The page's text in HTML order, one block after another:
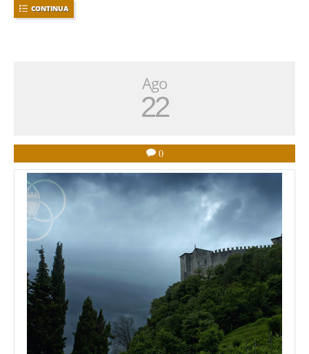
CONTINUA
Ago
22
0